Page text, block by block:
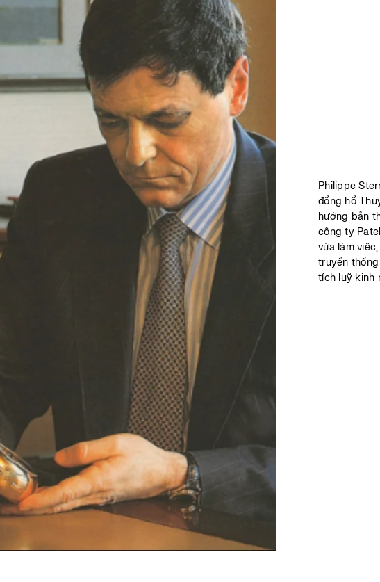
Philippe
đồng hồ
hướng bản
công ty
vừa làm
truyền
tích luỹ kinh